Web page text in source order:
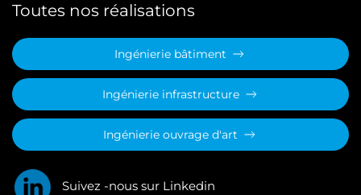
Toutes nos réalisations
Ingénierie bâtiment
Ingénierie infrastructure
Ingénierie ouvrage d'art
Suivez -nous sur Linkedin